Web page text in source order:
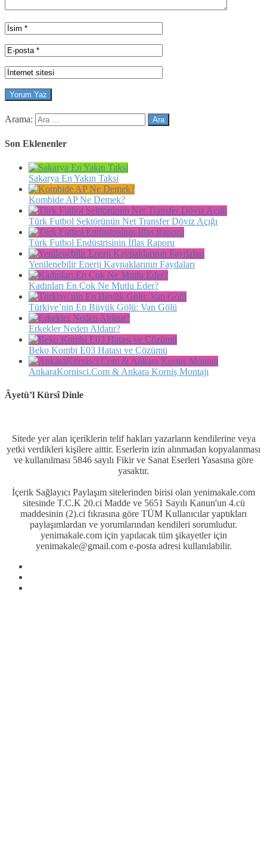
Arama:
Son Eklenenler
Sakarya En Yakın Taksi
Kombide AP Ne Demek?
Türk Futbol Sektörünün Net Transfer Döviz Açığı
Türk Futbol Endüstrisinin İflas Raporu
Yenilenebilir Enerji Kaynaklarının Faydaları
Kadınları En Çok Ne Mutlu Eder?
Türkiye’nin En Büyük Gölü: Van Gölü
Erkekler Neden Aldatır?
Beko Kombi E03 Hatası ve Çözümü
AnkaraKornisci.Com & Ankara Korniş Montajı
Âyetü’l Kürsî Dinle
Sitede yer alan içeriklerin telif hakları yazarların kendilerine veya
yetki verdikleri kişilere aittir. Eserlerin izin alınmadan kopyalanması
ve kullanılması 5846 sayılı Fikir ve Sanat Eserleri Yasasına göre
yasaktır.
İçerik Sağlayıcı Paylaşım sitelerinden birisi olan yenimakale.com
sitesinde T.C.K 20.ci Madde ve 5651 Sayılı Kanun'un 4.cü
maddesinin (2).ci fıkrasına göre TÜM Kullanıcılar yaptıkları
paylaşımlardan ve yorumlarından kendileri sorumludur.
yenimakale.com için yapılacak tüm şikayetler için
yenimakale@gmail.com e-posta adresi kullanılabilir.